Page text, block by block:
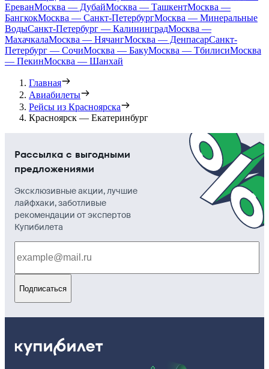
ЕреванМосква — ДубайМосква — ТашкентМосква —
БангкокМосква — Санкт-ПетербургМосква — Минеральные
ВодыСанкт-Петербург — КалининградМосква —
МахачкалаМосква — НячангМосква — ДенпасарСанкт-
Петербург — СочиМосква — БакуМосква — ТбилисиМосква
— ПекинМосква — Шанхай
Главная
Авиабилеты
Рейсы из Красноярска
Красноярск — Екатеринбург
Рассылка с выгодными
предложениями
Эксклюзивные акции, лучшие
лайфхаки, заботливые
рекомендации от экспертов
Купибилета
Подписаться